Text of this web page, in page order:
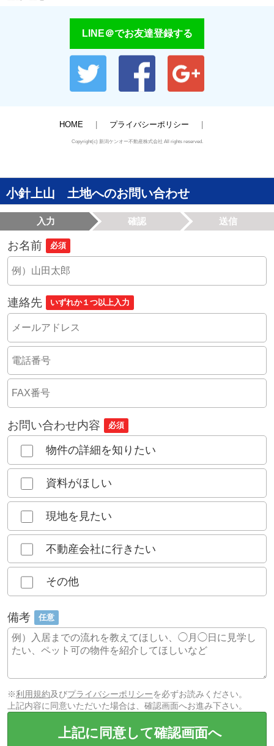
LINE＠でお友達登録する
HOME プライバシーポリシー
Copyright(c) 新潟ケンオー不動産株式会社 All rights reserved.
小針上山 土地へのお問い合わせ
入力 確認 送信
お名前 必須
連絡先 いずれか１つ以上入力
お問い合わせ内容 必須
物件の詳細を知りたい
資料がほしい
現地を見たい
不動産会社に行きたい
その他
備考 任意
※利用規約及びプライバシーポリシーを必ずお読みください。
上記内容に同意いただいた場合は、確認画面へお進み下さい。
上記に同意して確認画面へ